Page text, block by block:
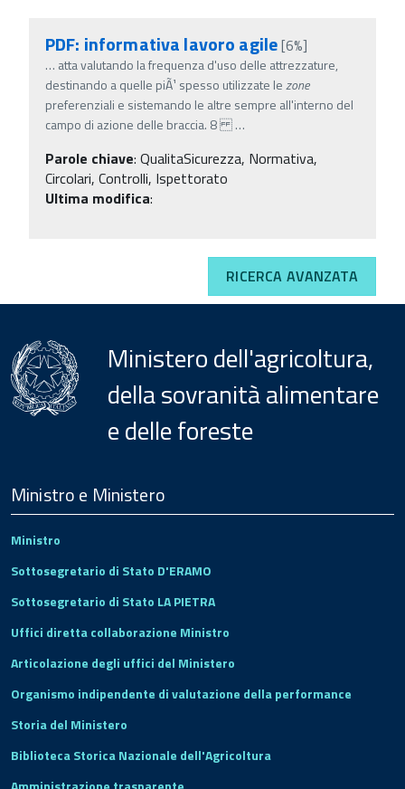
PDF: informativa lavoro agile[6%]
… atta valutando la frequenza d'uso delle attrezzature,
destinando a quelle piÃ¹ spesso utilizzate lezone
preferenziali e sistemando le altre sempre all'interno del
campo di azione delle braccia. 8…
Parole chiave: QualitaSicurezza, Normativa,
Circolari, Controlli, Ispettorato
Ultima modifica:
RICERCA AVANZATA
Ministero dell'agricoltura,
della sovranità alimentare
e delle foreste
Footer
Ministro e Ministero
Ministro
Sottosegretario di Stato D'ERAMO
Sottosegretario di Stato LA PIETRA
Uffici diretta collaborazione Ministro
Articolazione degli uffici del Ministero
Organismo indipendente di valutazione della performance
Storia del Ministero
Biblioteca Storica Nazionale dell'Agricoltura